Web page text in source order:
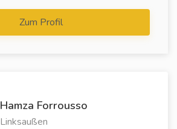
Zum Profil
Hamza Forrousso
Linksaußen